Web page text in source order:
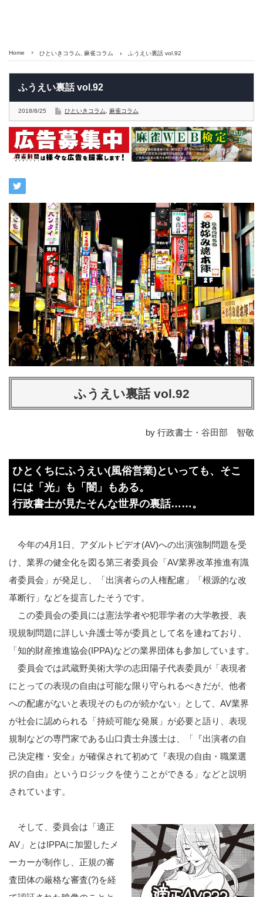
Home ひといきコラム 麻雀コラム ふうえい裏話 vol.92
ふうえい裏話 vol.92
2018/8/25 ひといきコラム 麻雀コラム
ふうえい裏話 vol.92
by 行政書士・谷田部 智敬
ひとくちにふうえい(風俗営業)といっても、そこ
には「光」も「闇」もある。
行政書士が見たそんな世界の裏話……。
今年の4月1日、アダルトビデオ(AV)への出演強制問題を受
け、業界の健全化を図る第三者委員会「AV業界改革推進有識
者委員会」が発足し、「出演者らの人権配慮」「根源的な改
革断行」などを提言したそうです。
この委員会の委員には憲法学者や犯罪学者の大学教授、表
現規制問題に詳しい弁護士等が委員として名を連ねており、
「知的財産推進協会(IPPA)などの業界団体も参加しています。
委員会では武蔵野美術大学の志田陽子代表委員が「表現者
にとっての表現の自由は可能な限り守られるべきだが、他者
への配慮がないと表現そのものが続かない」として、AV業界
が社会に認められる「持続可能な発展」が必要と語り、表現
規制などの専門家である山口貴士弁護士は、「『出演者の自
己決定権・安全』が確保されて初めて『表現の自由・職業選
択の自由』というロジックを使うことができる」などと説明
されています。
そして、委員会は「適正
AV」とはIPPAに加盟したメ
ーカーが制作し、正規の審
査団体の厳格な審査(?)を経